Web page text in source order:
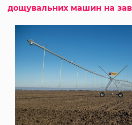
дощувальних машин на